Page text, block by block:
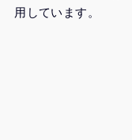
用しています。